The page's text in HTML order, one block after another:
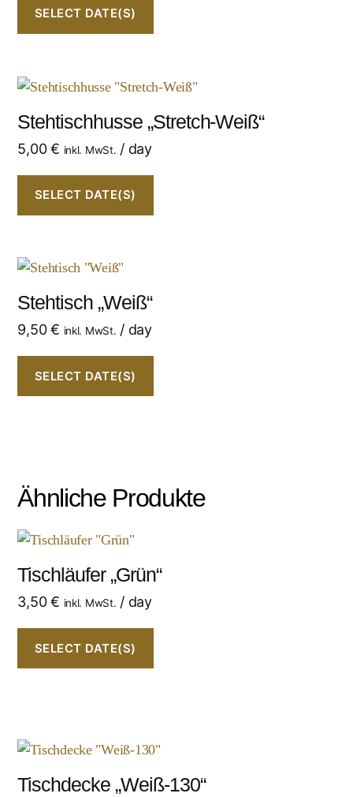
SELECT DATE(S)
Stehtischhusse „Stretch-Weiß“
5,00€ inkl. MwSt. / day
SELECT DATE(S)
Stehtisch „Weiß“
9,50€ inkl. MwSt. / day
SELECT DATE(S)
Ähnliche Produkte
Tischläufer „Grün“
3,50€ inkl. MwSt. / day
SELECT DATE(S)
Tischdecke „Weiß-130“